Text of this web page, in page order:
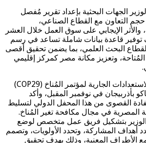
الجهات البحثية بإعداد تقرير مُفصل
التعاون مع القطاع الصناعي،
والأثر الإيجابي على سوق العمل خلال العشر
توفير قاعدة بيانات شاملة تساعد في رسم
البحث العلمي، بما يضمن تحقيق أقصى
وتعزيز مكانة مصر كمركز إقليمي
وتطرق المجلس إلى الاستعدادات الجارية لمؤتمر المُناخ (COP29)
بأذربيجان في نوفمبر المقبل، وأكد
القصوى من هذا المحفل الدولي لتسليط
المصرية في مجال مكافحة تغير المُناخ.
الوزير بتشكيل فريق عمل متخصص لوضع
أهداف المشاركة، وتحدد الأولويات، وتصمم
الأطراف المعنية، وذلك بهدف تحقيق